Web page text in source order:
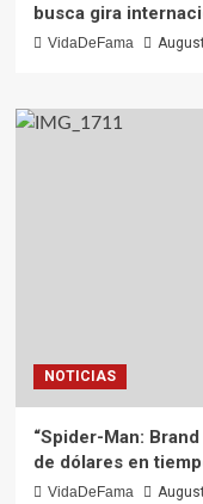
busca gira
VidaDeFama
NOTICIAS
“Spider-Man:
de dólares en
VidaDeFama